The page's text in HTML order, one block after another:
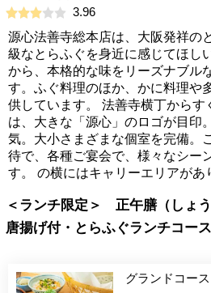
3.96
源心法善寺総本店は、大阪発祥の
級なとらふぐを身近に感じてほし
から、本格的な味をリーズナブル
す。ふぐ料理のほか、かに料理や
供しています。 法善寺横丁からす
は、大きな「源心」のロゴが目印
気。大小さまざまな個室を完備。
待で、各種ご宴会で、様々なシー
す。 の横にはキャリーエリアがあ
＜ランチ限定＞ 正午膳（しょ
唐揚げ付・とらふぐランチコー
グランドコー